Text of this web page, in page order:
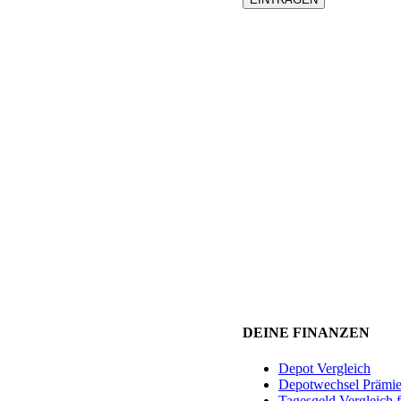
DEINE FINANZEN
Depot Vergleich
Depotwechsel